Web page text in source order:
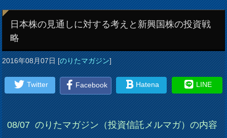
日本株の見通しに対する考えと新興国株の投資戦
略
2016年08月07日[のりたマガジン]
Twitter Facebook Hatena LINE
08/07 のりたマガジン（投資信託メルマガ）の内容